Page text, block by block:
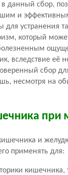
данный сбор,
и
устранения
который
вследствие её
сбор
несмотря на
при
и
применять для:
кишечника,